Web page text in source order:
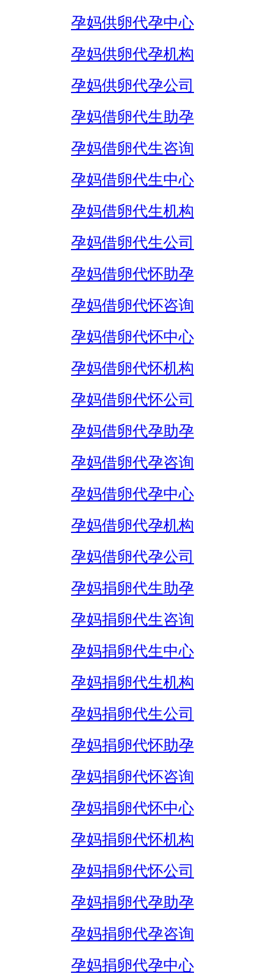
孕妈供卵代孕中心
孕妈供卵代孕机构
孕妈供卵代孕公司
孕妈借卵代生助孕
孕妈借卵代生咨询
孕妈借卵代生中心
孕妈借卵代生机构
孕妈借卵代生公司
孕妈借卵代怀助孕
孕妈借卵代怀咨询
孕妈借卵代怀中心
孕妈借卵代怀机构
孕妈借卵代怀公司
孕妈借卵代孕助孕
孕妈借卵代孕咨询
孕妈借卵代孕中心
孕妈借卵代孕机构
孕妈借卵代孕公司
孕妈捐卵代生助孕
孕妈捐卵代生咨询
孕妈捐卵代生中心
孕妈捐卵代生机构
孕妈捐卵代生公司
孕妈捐卵代怀助孕
孕妈捐卵代怀咨询
孕妈捐卵代怀中心
孕妈捐卵代怀机构
孕妈捐卵代怀公司
孕妈捐卵代孕助孕
孕妈捐卵代孕咨询
孕妈捐卵代孕中心